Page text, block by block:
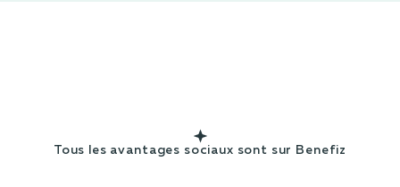
Tous les avantages sociaux sont sur Benefiz